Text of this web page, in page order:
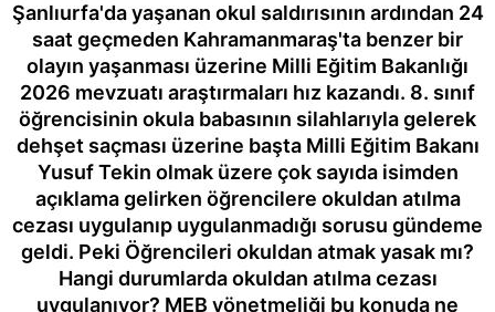
Şanlıurfa'da yaşanan okul saldırısının ardından 24
saat geçmeden Kahramanmaraş'ta benzer bir
olayın yaşanması üzerine Milli Eğitim Bakanlığı
2026 mevzuatı araştırmaları hız kazandı. 8. sınıf
öğrencisinin okula babasının silahlarıyla gelerek
dehşet saçması üzerine başta Milli Eğitim Bakanı
Yusuf Tekin olmak üzere çok sayıda isimden
açıklama gelirken öğrencilere okuldan atılma
cezası uygulanıp uygulanmadığı sorusu gündeme
geldi. Peki Öğrencileri okuldan atmak yasak mı?
Hangi durumlarda okuldan atılma cezası
uygulanıyor? MEB yönetmeliği bu konuda ne